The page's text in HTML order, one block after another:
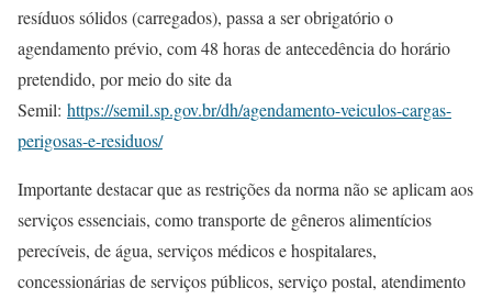
resíduos sólidos (carregados), passa a ser obrigatório o
agendamento prévio, com 48 horas de antecedência do horário
pretendido, por meio do site da
Semil: https://semil.sp.gov.br/dh/agendamento-veiculos-cargas-
perigosas-e-residuos/
Importante destacar que as restrições da norma não se aplicam aos
serviços essenciais, como transporte de gêneros alimentícios
perecíveis, de água, serviços médicos e hospitalares,
concessionárias de serviços públicos, serviço postal, atendimento